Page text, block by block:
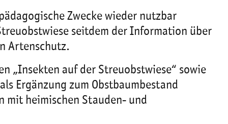
Zwecke wieder nutzbar
seitdem der Information über
Artenschutz.
„Insekten auf der Streuobstwiese“ sowie
Ergänzung zum Obstbaumbestand
mit heimischen Stauden- und